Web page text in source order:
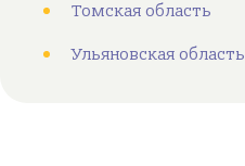
Томская область
Ульяновская область